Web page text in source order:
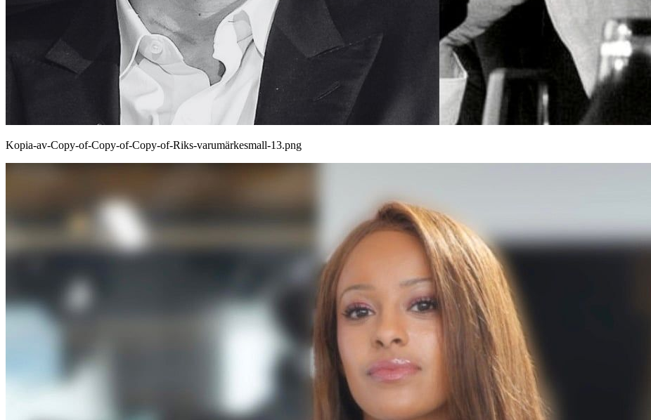
Kopia-av-Copy-of-Copy-of-Copy-of-Riks-varumärkesmall-13.png